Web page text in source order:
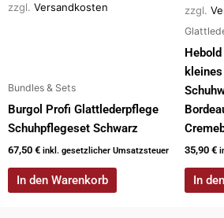
zzgl. Versandkosten
Bundles & Sets
Burgol Profi Glattlederpflege
Schuhpflegeset Schwarz
67,50 € inkl. gesetzlicher Umsatzsteuer
In den Warenkorb
zzgl.
35,90 €
In